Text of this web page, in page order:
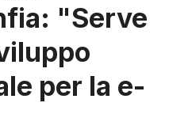
"Serve
per la e-